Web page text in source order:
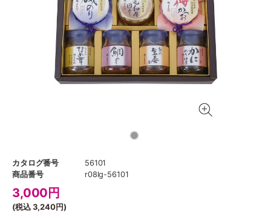
カタログ番号
56101
商品番号
r08lg-56101
3,000 円
(税込3,240円)